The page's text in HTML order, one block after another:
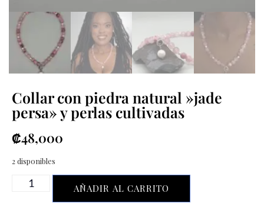
Collar con piedra natural »jade
persa» y perlas cultivadas
₡48,000
2 disponibles
AÑADIR AL CARRITO